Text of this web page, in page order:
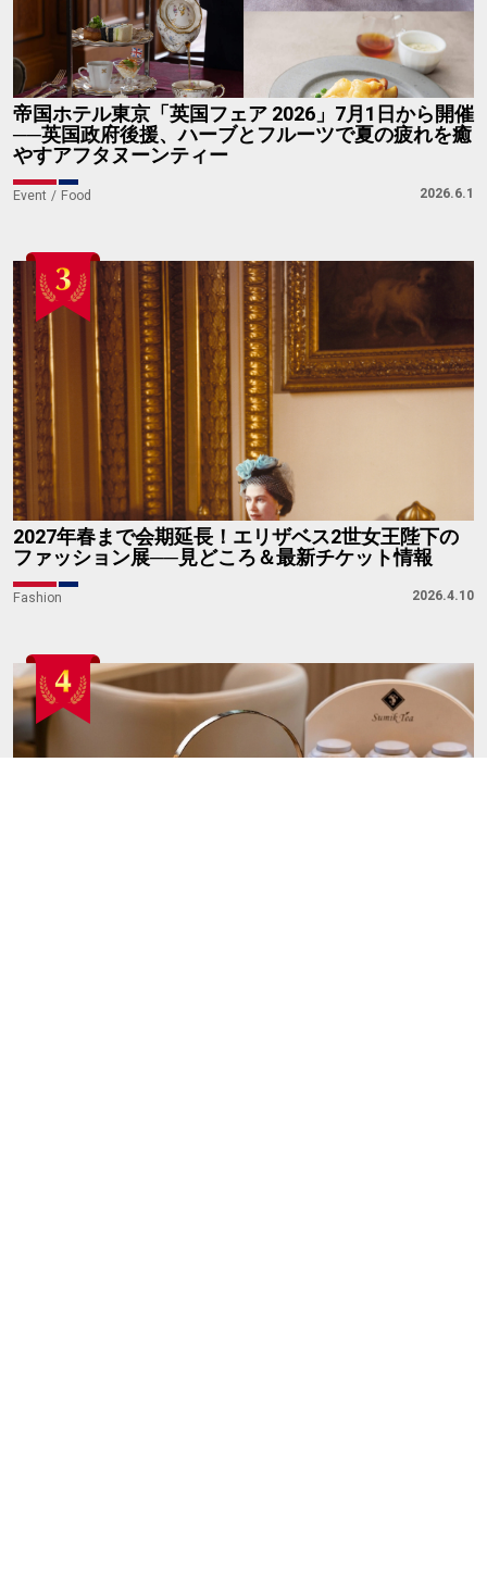
帝国ホテル東京「英国フェア 2026」7月1日から開催
──英国政府後援、ハーブとフルーツで夏の疲れを癒
やすアフタヌーンティー
Event Food 2026.6.1
2027年春まで会期延長！エリザベス2世女王陛下の
ファッション展──見どころ＆最新チケット情報
Fashion 2026.4.10